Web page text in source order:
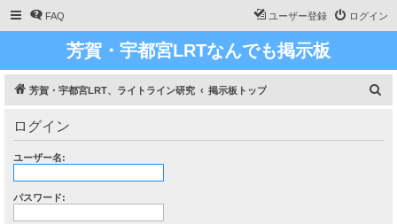
FAQ ログイン
ユーザー登録
芳賀・宇都宮LRTなんでも掲示板
芳賀・宇都宮LRT、ライトライン研究 掲示板トップ
ログイン
ユーザー名:
パスワード: